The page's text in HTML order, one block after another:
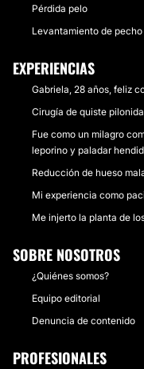
Pérdida pelo
Levantamiento de pecho
EXPERIENCIAS
Gabriela, 28 años, feliz
Cirugía de quiste
Fue como un milagro
leporino y paladar
Reducción de hueso
Mi experiencia como
Me injerto la planta de
SOBRE NOSOTROS
¿Quiénes somos?
Equipo editorial
Denuncia de contenido
PROFESIONALES